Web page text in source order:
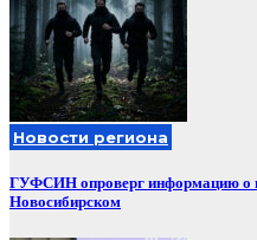
Новости региона
ГУФСИН опроверг информацию о
Новосибирском